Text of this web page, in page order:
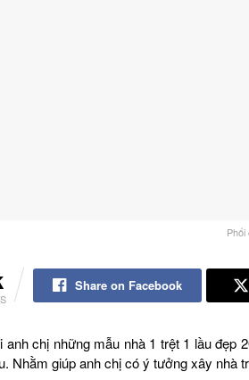
Share on Facebook
anh chị những mẫu nhà 1 trệt 1 lầu đẹp
Nhằm giúp anh chị có ý tưởng xây nhà